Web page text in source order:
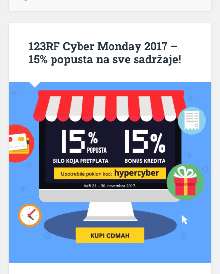
123RF Cyber Monday 2017 –
15% popusta na sve sadržaje!